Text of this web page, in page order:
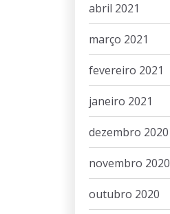
abril 2021
março 2021
fevereiro 2021
janeiro 2021
dezembro 2020
novembro 2020
outubro 2020